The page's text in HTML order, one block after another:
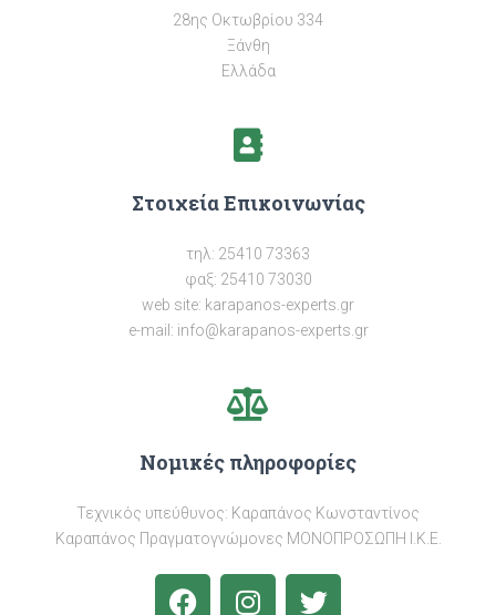
28ης Οκτωβρίου 334
Ξάνθη
Ελλάδα
Στοιχεία Επικοινωνίας
τηλ: 25410 73363
φαξ: 25410 73030
web site: karapanos-experts.gr
e-mail: info@karapanos-experts.gr
Νομικές πληροφορίες
Τεχνικός υπεύθυνος: Καραπάνος Κωνσταντίνος
Καραπάνος Πραγματογνώμονες ΜΟΝΟΠΡΟΣΩΠΗ Ι.Κ.Ε.